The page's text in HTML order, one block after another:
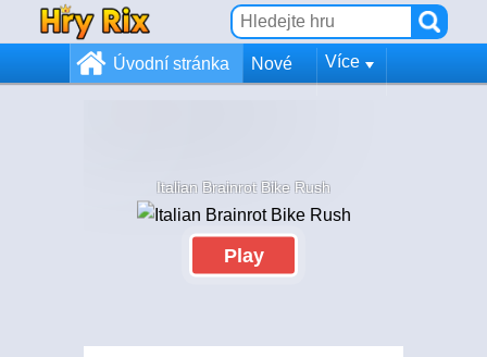
Úvodní stránka Nové Více
Italian Brainrot Bike Rush
Play